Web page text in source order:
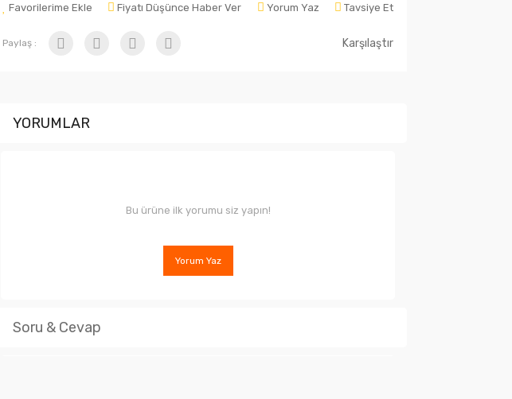
Favorilerime Ekle Fiyatı Düşünce Haber Ver Yorum Yaz Tavsiye Et
Paylaş : Karşılaştır
YORUMLAR
Bu ürüne ilk yorumu siz yapın!
Yorum Yaz
Soru & Cevap